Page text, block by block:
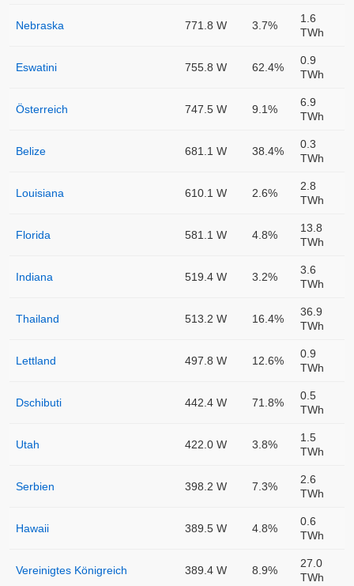
Nebraska 771.8 W 3.7%
1.6
TWh
Eswatini 755.8 W 62.4%
0.9
TWh
Österreich 747.5 W 9.1%
6.9
TWh
Belize 681.1 W 38.4%
0.3
TWh
Louisiana 610.1 W 2.6%
2.8
TWh
Florida 581.1 W 4.8%
13.8
TWh
Indiana 519.4 W 3.2%
3.6
TWh
Thailand 513.2 W 16.4%
36.9
TWh
Lettland 497.8 W 12.6%
0.9
TWh
Dschibuti 442.4 W 71.8%
0.5
TWh
Utah 422.0 W 3.8%
1.5
TWh
Serbien 398.2 W 7.3%
2.6
TWh
Hawaii 389.5 W 4.8%
0.6
TWh
Vereinigtes Königreich 389.4 W 8.9%
27.0
TWh